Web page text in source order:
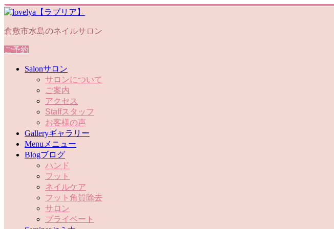
倉敷市水島のネイルサロン
ご予約
Salonサロン
サロンについて
ご案内
アクセス
Staffスタッフ
お客様の声
Galleryギャラリー
Menu メニュー
Blogブログ
ハンド
フット
ネイルケア
フット角質除去
サロン
プライベート